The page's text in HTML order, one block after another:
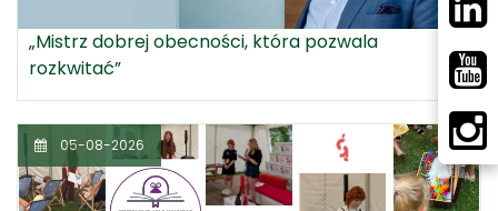
„Mistrz dobrej obecności, która pozwala
rozkwitać”
05-08-2026